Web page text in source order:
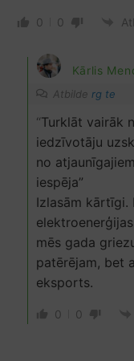
0 0
Kārlis
Atbilde rg te
“Turklāt vairāk
iedzīvotāju
no
iespēja”
Izlasām kārtīgi.
mēs gada
patērējam, bet
eksports.
0 0